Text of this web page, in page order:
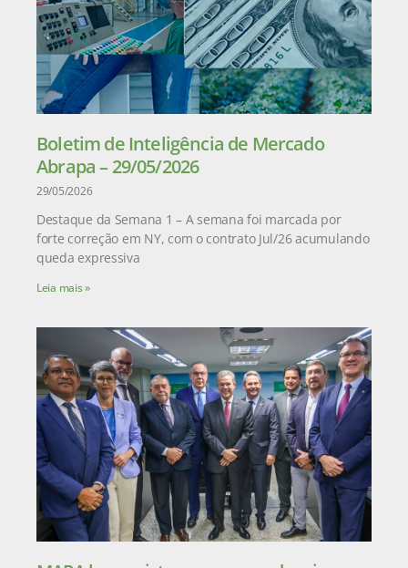
Boletim de Inteligência de Mercado
Abrapa – 29/05/2026
29/05/2026
Destaque da Semana 1 – A semana foi marcada por
forte correção em NY, com o contrato Jul/26 acumulando
queda expressiva
Leia mais »